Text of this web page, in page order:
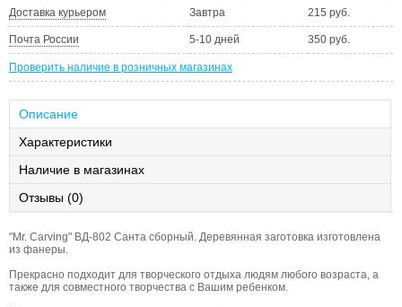
Доставка курьером Завтра 215 руб.
Почта России 5-10 дней 350 руб.
Проверить наличие в розничных магазинах
Описание
Характеристики
Наличие в магазинах
Отзывы (0)
"Mr. Carving" ВД-802 Санта сборный. Деревянная заготовка изготовлена
из фанеры.
Прекрасно подходит для творческого отдыха людям любого возраста, а
также для совместного творчества с Вашим ребенком.